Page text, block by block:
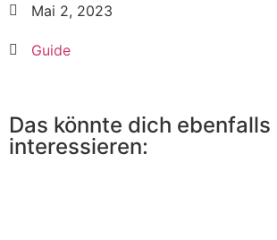
Mai 2, 2023
Guide
Das könnte dich ebenfalls
interessieren: